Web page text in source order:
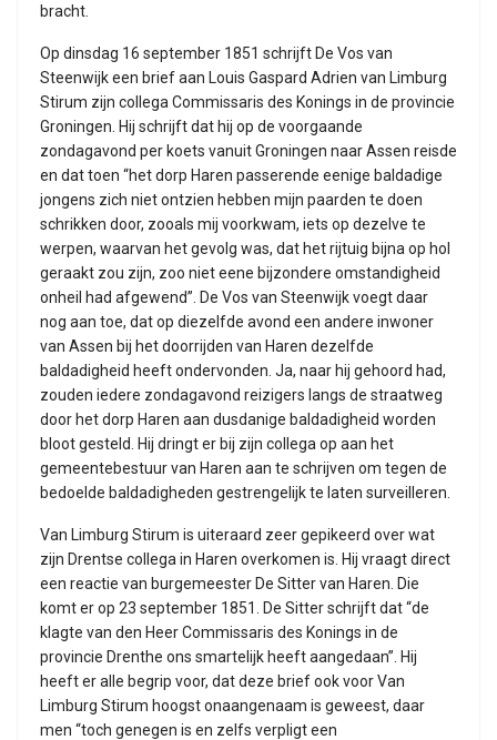
bracht.
Op dinsdag 16 september 1851 schrijft De Vos van
Steenwijk een brief aan Louis Gaspard Adrien van Limburg
Stirum zijn collega Commissaris des Konings in de provincie
Groningen. Hij schrijft dat hij op de voorgaande
zondagavond per koets vanuit Groningen naar Assen reisde
en dat toen “het dorp Haren passerende eenige baldadige
jongens zich niet ontzien hebben mijn paarden te doen
schrikken door, zooals mij voorkwam, iets op dezelve te
werpen, waarvan het gevolg was, dat het rijtuig bijna op hol
geraakt zou zijn, zoo niet eene bijzondere omstandigheid
onheil had afgewend”. De Vos van Steenwijk voegt daar
nog aan toe, dat op diezelfde avond een andere inwoner
van Assen bij het doorrijden van Haren dezelfde
baldadigheid heeft ondervonden. Ja, naar hij gehoord had,
zouden iedere zondagavond reizigers langs de straatweg
door het dorp Haren aan dusdanige baldadigheid worden
bloot gesteld. Hij dringt er bij zijn collega op aan het
gemeentebestuur van Haren aan te schrijven om tegen de
bedoelde baldadigheden gestrengelijk te laten surveilleren.
Van Limburg Stirum is uiteraard zeer gepikeerd over wat
zijn Drentse collega in Haren overkomen is. Hij vraagt direct
een reactie van burgemeester De Sitter van Haren. Die
komt er op 23 september 1851. De Sitter schrijft dat “de
klagte van den Heer Commissaris des Konings in de
provincie Drenthe ons smartelijk heeft aangedaan”. Hij
heeft er alle begrip voor, dat deze brief ook voor Van
Limburg Stirum hoogst onaangenaam is geweest, daar
men “toch genegen is en zelfs verpligt een